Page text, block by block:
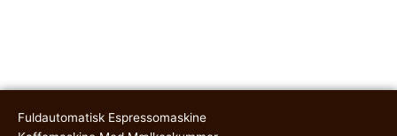
Fuldautomatisk Espressomaskine